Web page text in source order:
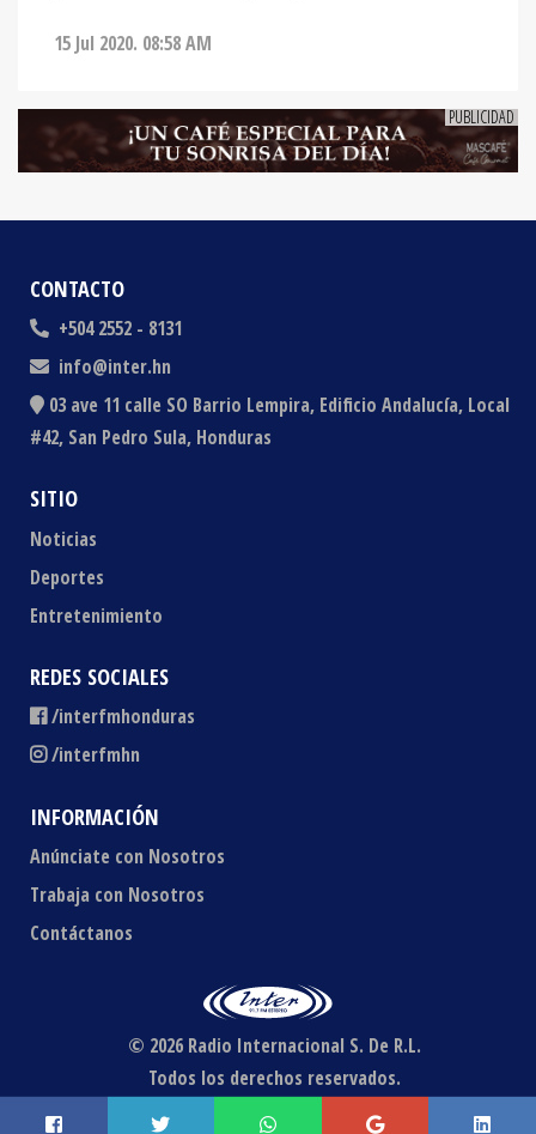
15 Jul 2020. 08:58 AM
CONTACTO
+504 2552 - 8131
info@inter.hn
03 ave 11 calle SO Barrio Lempira, Edificio Andalucía, Local
#42, San Pedro Sula, Honduras
SITIO
Noticias
Deportes
Entretenimiento
REDES SOCIALES
/interfmhonduras
/interfmhn
INFORMACIÓN
Anúnciate con Nosotros
Trabaja con Nosotros
Contáctanos
© 2026 Radio Internacional S. De R.L.
Todos los derechos reservados.